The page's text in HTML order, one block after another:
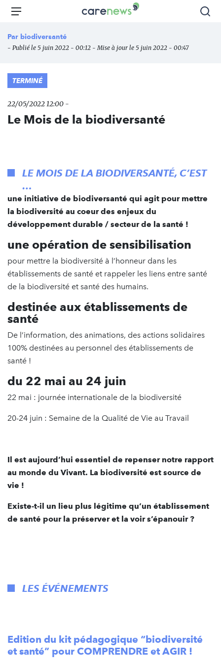
Aller
principal
Carenews,
des
Menu
Par biodiversanté
- Publié le 5 juin 2022 - 00:12 - Mise à jour le 5 juin 2022 - 00:47
TERMINÉ
22/05/2022 12:00 -
Le Mois de la biodiversanté
LE MOIS DE LA BIODIVERSANTÉ, C’EST
…
une initiative de biodiversanté qui agit pour mettre
la biodiversité au coeur des enjeux du
développement durable / secteur de la santé !
une opération de sensibilisation
pour mettre la biodiversité à l’honneur dans les
établissements de santé et rappeler les liens entre santé
de la biodiversité et santé des humains.
destinée aux établissements de
santé
De l’information, des animations, des actions solidaires
100% destinées au personnel des établissements de
santé !
du 22 mai au 24 juin
22 mai : journée internationale de la biodiversité
20-24 juin : Semaine de la Qualité de Vie au Travail
Il est aujourd’hui essentiel de repenser notre rapport
au monde du Vivant. La biodiversité est source de
vie !
Existe-t-il un lieu plus légitime qu’un établissement
de santé pour la préserver et la voir s’épanouir ?
LES ÉVÉNEMENTS
Edition du kit pédagogique “biodiversité
et santé” pour COMPRENDRE et AGIR !